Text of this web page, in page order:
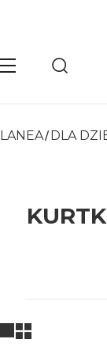
Menu Otwórz
Szukaj
LANEA DLA